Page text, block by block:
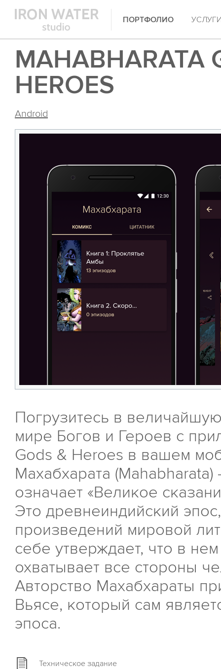
ПОРТФОЛИО
MAHABHARATA
HEROES
Android
Погрузитесь в
мире Богов и Героев с
Gods & Heroes в вашем
Махабхарата
означает «Великое
Это древнеиндийский
произведений мировой
себе утверждает, что в
охватывает все стороны
Авторство Махабхараты
Вьясе, который сам
эпоса.
Техническое задание